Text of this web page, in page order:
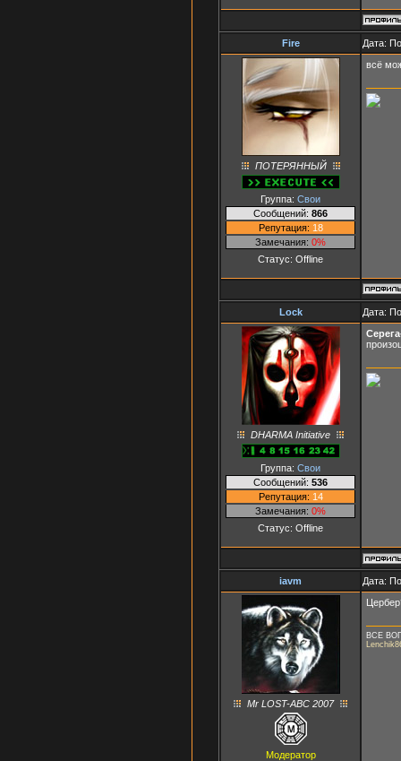
Fire Дата:
ПОТЕРЯННЫЙ
Группа: Свои
Сообщений: 866
Репутация: 18
Замечания: 0%
Статус: Offline
всё
Lock Дата:
DHARMA Initiative
Группа: Свои
Сообщений: 536
Репутация: 14
Замечания: 0%
Статус: Offline
iavm Дата:
Mr LOST-ABC 2007
Модератор
ВСЕ